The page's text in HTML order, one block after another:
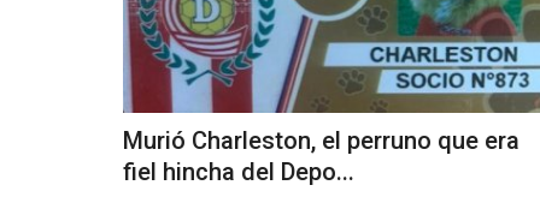
Murió Charleston, el perruno que era
fiel hincha del Depo...